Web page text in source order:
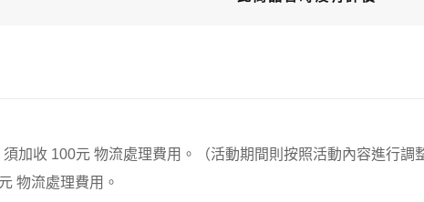
加收 100元 物流處理費用。（活動期間則按照活動內容進行調
物流處理費用。